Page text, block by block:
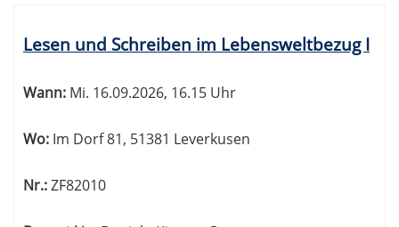
Lesen und Schreiben im Lebensweltbezug I
Wann: Mi. 16.09.2026, 16.15 Uhr
Wo: Im Dorf 81, 51381 Leverkusen
Nr.:ZF82010